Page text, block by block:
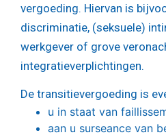
vergoeding. Hiervan is
discriminatie, (seksuele)
werkgever of grove
integratieverplichtingen.
De transitievergoeding is
u in staat van
aan u surseance van